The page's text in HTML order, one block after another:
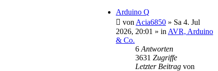
Arduino Q
von Acia6850 » Sa 4. Jul
2026, 20:01 » in AVR, Arduino
& Co.
6 Antworten
3631 Zugriffe
Letzter Beitrag von